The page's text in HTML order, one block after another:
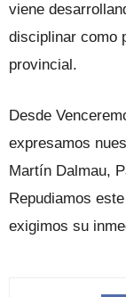
viene
disciplinar como
provincial.
Desde
expresamos
Martín Dalmau,
Repudiamos
exigimos su